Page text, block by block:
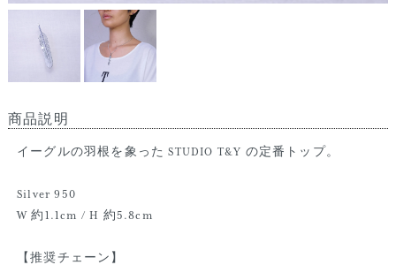
商品説明
イーグルの羽根を象った STUDIO T&Y の定番トップ。
Silver 950
W 約1.1cm / H 約5.8cm
【推奨チェーン】